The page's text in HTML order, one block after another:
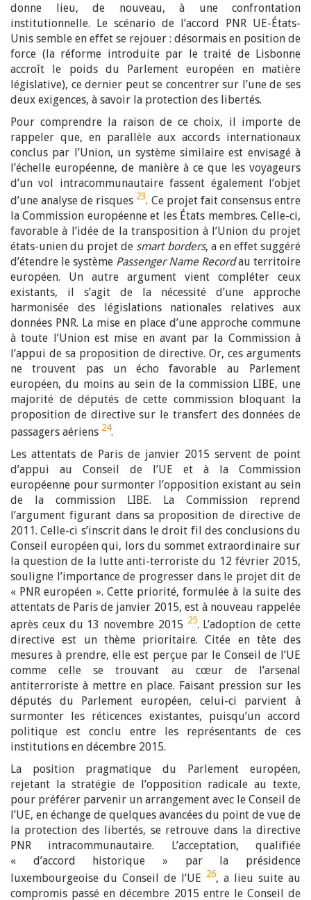
donne lieu, de nouveau, à une confrontation
institutionnelle. Le scénario de l’accord PNR UE-États-
Unis semble en effet se rejouer : désormais en position de
force (la réforme introduite par le traité de Lisbonne
accroît le poids du Parlement européen en matière
législative), ce dernier peut se concentrer sur l’une de ses
deux exigences, à savoir la protection des libertés.
Pour comprendre la raison de ce choix, il importe de
rappeler que, en parallèle aux accords internationaux
conclus par l’Union, un système similaire est envisagé à
l’échelle européenne, de manière à ce que les voyageurs
d’un vol intracommunautaire fassent également l’objet
d’une analyse de risques 23. Ce projet fait consensus entre
la Commission européenne et les États membres. Celle-ci,
favorable à l’idée de la transposition à l’Union du projet
états-unien du projet de smart borders, a en effet suggéré
d’étendre le système Passenger Name Recordau territoire
européen. Un autre argument vient compléter ceux
existants, il s’agit de la nécessité d’une approche
harmonisée des législations nationales relatives aux
données PNR. La mise en place d’une approche commune
à toute l’Union est mise en avant par la Commission à
l’appui de sa proposition de directive. Or, ces arguments
ne trouvent pas un écho favorable au Parlement
européen, du moins au sein de la commission LIBE, une
majorité de députés de cette commission bloquant la
proposition de directive sur le transfert des données de
passagers aériens 24.
Les attentats de Paris de janvier 2015 servent de point
d’appui au Conseil de l’UE et à la Commission
européenne pour surmonter l’opposition existant au sein
de la commission LIBE. La Commission reprend
l’argument figurant dans sa proposition de directive de
2011. Celle-ci s’inscrit dans le droit fil des conclusions du
Conseil européen qui, lors du sommet extraordinaire sur
la question de la lutte anti-terroriste du 12 février 2015,
souligne l’importance de progresser dans le projet dit de
« PNR européen ». Cette priorité, formulée à la suite des
attentats de Paris de janvier 2015, est à nouveau rappelée
après ceux du 13 novembre 2015 25. L’adoption de cette
directive est un thème prioritaire. Citée en tête des
mesures à prendre, elle est perçue par le Conseil de l’UE
comme celle se trouvant au cœur de l’arsenal
antiterroriste à mettre en place. Faisant pression sur les
députés du Parlement européen, celui-ci parvient à
surmonter les réticences existantes, puisqu’un accord
politique est conclu entre les représentants de ces
institutions en décembre 2015.
La position pragmatique du Parlement européen,
rejetant la stratégie de l’opposition radicale au texte,
pour préférer parvenir un arrangement avec le Conseil de
l’UE, en échange de quelques avancées du point de vue de
la protection des libertés, se retrouve dans la directive
PNR intracommunautaire. L’acceptation, qualifiée
« d’accord historique » par la présidence
luxembourgeoise du Conseil de l’UE 26, a lieu suite au
compromis passé en décembre 2015 entre le Conseil de